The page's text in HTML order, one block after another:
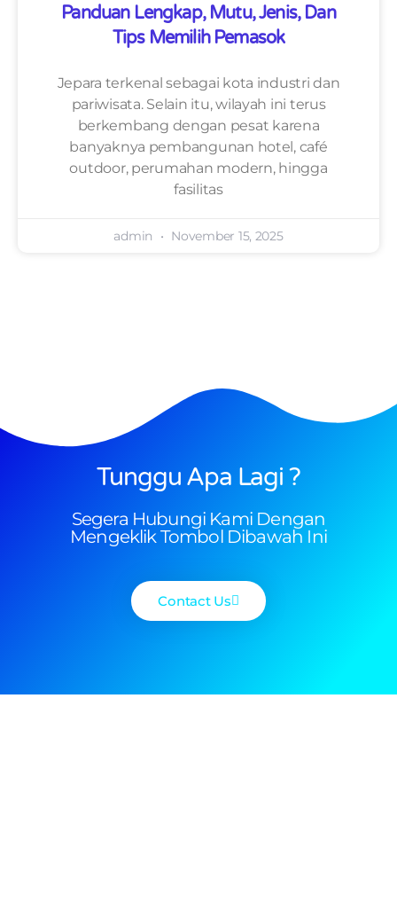
Panduan Lengkap, Mutu, Jenis, Dan
Tips Memilih Pemasok
Jepara terkenal sebagai kota industri dan
pariwisata. Selain itu, wilayah ini terus
berkembang dengan pesat karena
banyaknya pembangunan hotel, café
outdoor, perumahan modern, hingga
fasilitas
admin November 15, 2025
Tunggu Apa Lagi ?
Segera Hubungi Kami Dengan
Mengeklik Tombol Dibawah Ini
Contact Us